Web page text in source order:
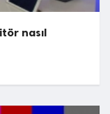
nasıl